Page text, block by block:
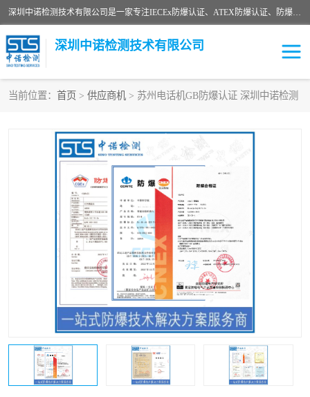
深圳中诺检测技术有限公司是一家专注IECEx防爆认证、ATEX防爆认证、防爆电气检测、防爆合格证、煤安认证等代理机构，可为客户提供从防爆设计、认证、现场检查、工程施工改造、培训等一站式服务。
深圳中诺检测技术有限公司
当前位置： 首页 > 供应商机 > 苏州电话机GB防爆认证 深圳中诺检测
防爆3C认证 现场防爆检测
煤安矿安
IECEx防爆认证 防爆设计
防爆资质证书 各国防爆认证
SIL认证
防爆电气检测机构 防爆合格证代理机构
防爆认证代理机构 煤安认证机构